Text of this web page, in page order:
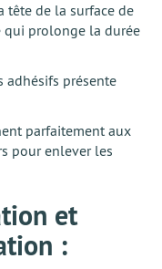
tête de la surface de
qui prolonge la durée
adhésifs présente
parfaitement aux
pour enlever les
et
: